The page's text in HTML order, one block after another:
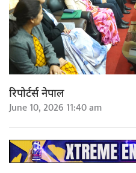
रिपोर्टर्स नेपाल
June 10, 2026 11:40 am